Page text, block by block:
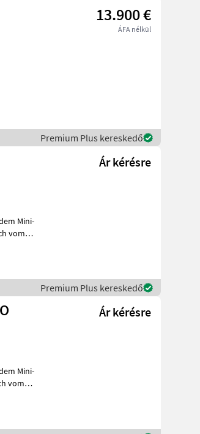
13.900 €
ÁFA nélkül
Premium Plus kereskedő
Ár kérésre
Mini-
vom
Premium Plus kereskedő
Ár kérésre
Mini-
vom